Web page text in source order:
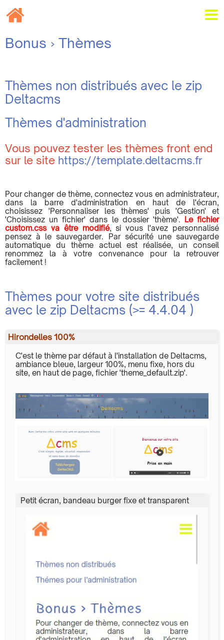
Bonus › Thèmes
Thèmes non distribués avec le zip
Deltacms
Thèmes d'administration
Vous pouvez tester les thèmes front end
sur le site https://template.deltacms.fr
Pour changer de thème, connectez vous en administrateur,
dans la barre d'administration en haut de l'écran,
choisissez 'Personnaliser les thèmes' puis 'Gestion' et
'Choisissez un fichier' dans le dossier 'thème'. Le fichier
custom.css va être modifié, si vous l'avez personnalisé
pensez à le sauvegarder. Par sécurité une sauvegarde
automatique du thème actuel est réalisée, un conseil
renommez la à votre convenance pour la retrouver
facilement !
Thèmes pour votre site distribués
avec le zip Deltacms (>= 4.4.04 )
Hirondelles 100%
C'est le thème par défaut à l'installation de Deltacms,
ambiance bleue, largeur 100%, menu fixe, hors du
site, en haut de page, fichier 'theme_default.zip'.
Petit écran, bandeau burger fixe et transparent